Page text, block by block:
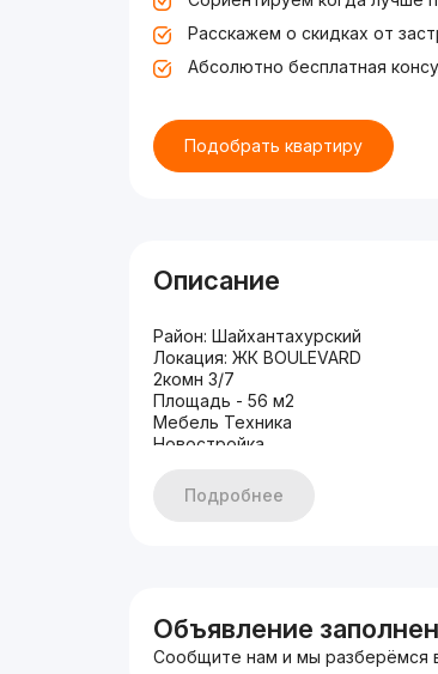
Расскажем о скидках от
Абсолютно бесплатная
Подобрать квартиру
Описание
Район: Шайхантахурский
Локация: ЖК BOULEVARD
2комн 3/7
Площадь - 56 м2
Мебель Техника
Новостройка
Медиа Парк, Рынок Чорсу,
TOWER, Kaмолон, City Mall,
Комиссионные 50%
Подробнее
Объявление
Сообщите нам и мы разберёмся